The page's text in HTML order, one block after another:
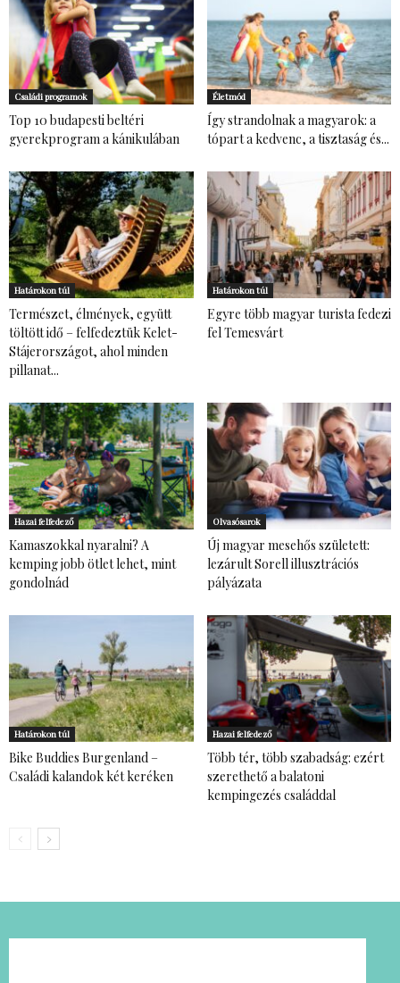
Családi programok
Top 10 budapesti beltéri
gyerekprogram a kánikulában
Életmód
Így strandolnak a magyarok: a
tópart a kedvenc, a tisztaság és...
Határokon túl
Természet, élmények, együtt
töltött idő – felfedeztük Kelet-
Stájerországot, ahol minden
pillanat...
Határokon túl
Egyre több magyar turista fedezi
fel Temesvárt
Hazai felfedező
Kamaszokkal nyaralni? A
kemping jobb ötlet lehet, mint
gondolnád
Olvasósarok
Új magyar mesehős született:
lezárult Sorell illusztrációs
pályázata
Határokon túl
Bike Buddies Burgenland –
Családi kalandok két keréken
Hazai felfedező
Több tér, több szabadság: ezért
szerethető a balatoni
kempingezés családdal